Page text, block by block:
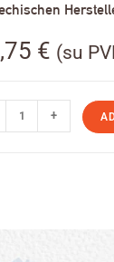
€ (su
+